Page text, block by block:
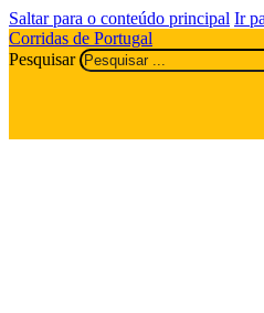
Saltar para o conteúdo principal Ir
Corridas de Portugal
Pesquisar